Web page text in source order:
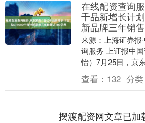
在线配资查询
千品新增长计
新品牌三年销
来源：上海证券报
询服务 上证报中
怡）7月25日，京
品新增长计划”，
模式引....
查看： 132 分类
摆渡配资网文章已加